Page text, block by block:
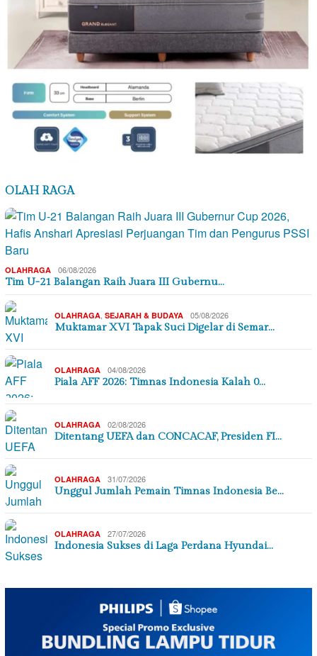
OLAH RAGA
OLAHRAGA 06/08/2026
Tim U-21 Balangan Raih Juara III Gubernu…
OLAHRAGA, SEJARAH & BUDAYA 05/08/2026
Muktamar XVI Tapak Suci Digelar di Semar…
OLAHRAGA 04/08/2026
Piala AFF 2026: Timnas Indonesia Kalah 0…
OLAHRAGA 02/08/2026
Ditentang UEFA dan CONCACAF, Presiden FI…
OLAHRAGA 31/07/2026
Unggul Jumlah Pemain Timnas Indonesia Be…
OLAHRAGA 27/07/2026
Indonesia Sukses di Laga Perdana Hyundai…